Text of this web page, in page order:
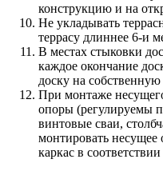
конструкцию и на
Не укладывать
террасу длиннее 6-и
В местах стыковки
каждое окончание
доску на собственную
При монтаже
опоры (регулируемы
винтовые сваи,
монтировать несущее
каркас в